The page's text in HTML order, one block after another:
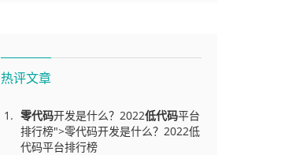
热评文章
零代码开发是什么？2022低代码平台
排行榜">零代码开发是什么？2022低
代码平台排行榜